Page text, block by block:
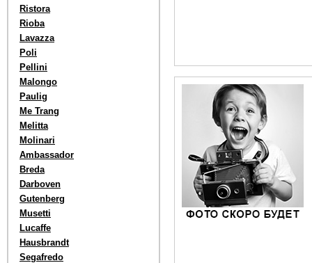
Ristora
Rioba
Lavazza
Poli
Pellini
Malongo
Paulig
Me Trang
Melitta
Molinari
Ambassador
Breda
Darboven
Gutenberg
Musetti
Lucaffe
Hausbrandt
Segafredo